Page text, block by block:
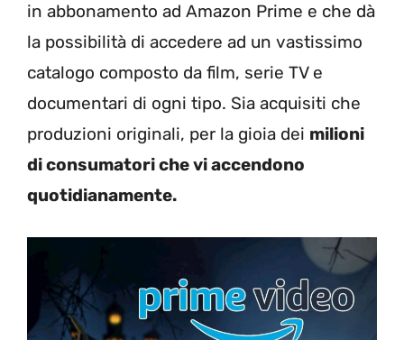
in abbonamento ad Amazon Prime e che dà
la possibilità di accedere ad un vastissimo
catalogo composto da film, serie TV e
documentari di ogni tipo. Sia acquisiti che
produzioni originali, per la gioia dei milioni
di consumatori che vi accendono
quotidianamente.